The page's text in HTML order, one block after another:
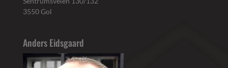
3550 Gol
Anders Eidsgaard